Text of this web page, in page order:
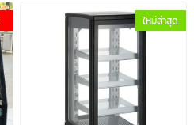
ใหม่ล่าสุด